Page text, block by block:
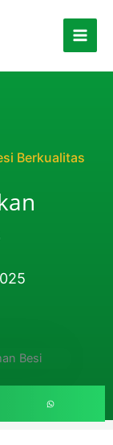
Berkualitas